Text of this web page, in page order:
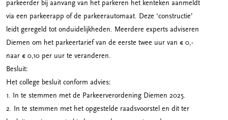
parkeerder bij aanvang van het parkeren het kenteken aanmeldt
via een parkeerapp of de parkeerautomaat. Deze ‘constructie’
leidt geregeld tot onduidelijkheden. Meerdere experts adviseren
Diemen om het parkeertarief van de eerste twee uur van € 0,-
naar € 0,10 per uur te veranderen.
Besluit:
Het college besluit conform advies:
1. In te stemmen met de Parkeerverordening Diemen 2025.
2. In te stemmen met het opgestelde raadsvoorstel en dit ter